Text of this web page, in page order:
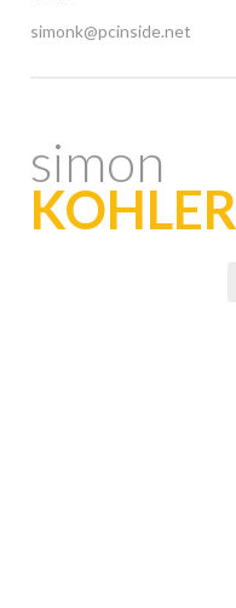
simonk@pcinside.net
simon
KOHLER